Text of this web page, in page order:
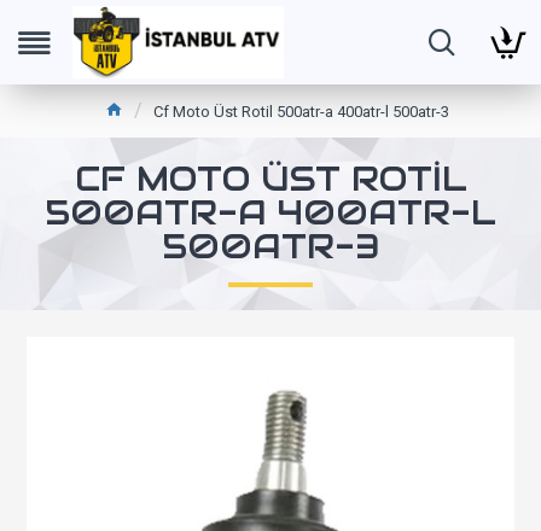
Cf Moto Üst Rotil 500atr-a 400atr-l 500atr-3
CF MOTO ÜST ROTIL
500ATR-A 400ATR-L
500ATR-3